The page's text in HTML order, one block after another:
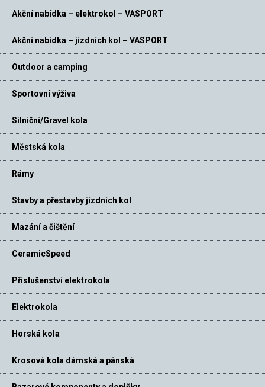
Akční nabídka – elektrokol – VASPORT
Akční nabídka – jízdních kol – VASPORT
Outdoor a camping
Sportovní výživa
Silniční/Gravel kola
Městská kola
Rámy
Stavby a přestavby jízdních kol
Mazání a čištění
CeramicSpeed
Příslušenství elektrokola
Elektrokola
Horská kola
Krosová kola dámská a pánská